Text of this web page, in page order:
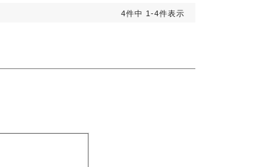
4件中 1 -4件表示